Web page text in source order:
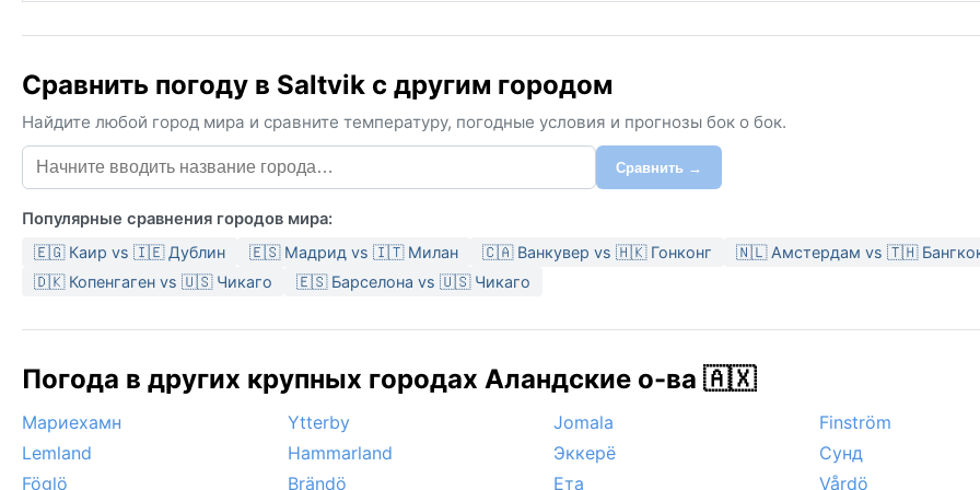
Сравнить погоду в Saltvik с другим городом
Найдите любой город мира и сравните температуру, погодные условия и прогнозы бок о бок.
Сравнить →
Популярные сравнения городов мира:
🇪🇬 Каир vs 🇮🇪 Дублин 🇪🇸 Мадрид vs 🇮🇹 Милан 🇨🇦 Ванкувер vs 🇭🇰 Гонконг
🇳🇱 Амстердам vs 🇹🇭
🇩🇰 Копенгаген vs 🇺🇸 Чикаго
🇪🇸 Барселона vs 🇺🇸 Чикаго
Погода в других крупных городах Аландские о-ва 🇦🇽
Мариехамн Ytterby Jomala
Finström
Lemland
Hammarland Эккерё
Сунд
Föglö
Brändö Ета Vårdö